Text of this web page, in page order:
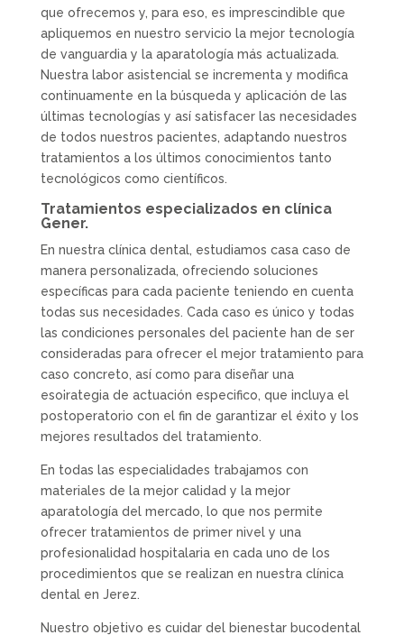
que ofrecemos y, para eso, es imprescindible que
apliquemos en nuestro servicio la mejor tecnología
de vanguardia y la aparatología más actualizada.
Nuestra labor asistencial se incrementa y modifica
continuamente en la búsqueda y aplicación de las
últimas tecnologías y así satisfacer las necesidades
de todos nuestros pacientes, adaptando nuestros
tratamientos a los últimos conocimientos tanto
tecnológicos como científicos.
Tratamientos especializados en clínica
Gener.
En nuestra clínica dental, estudiamos casa caso de
manera personalizada, ofreciendo soluciones
específicas para cada paciente teniendo en cuenta
todas sus necesidades. Cada caso es único y todas
las condiciones personales del paciente han de ser
consideradas para ofrecer el mejor tratamiento para
caso concreto, así como para diseñar una
eso¡rategia de actuación especifico, que incluya el
postoperatorio con el fin de garantizar el éxito y los
mejores resultados del tratamiento.
En todas las especialidades trabajamos con
materiales de la mejor calidad y la mejor
aparatología del mercado, lo que nos permite
ofrecer tratamientos de primer nivel y una
profesionalidad hospitalaria en cada uno de los
procedimientos que se realizan en nuestra clínica
dental en Jerez.
Nuestro objetivo es cuidar del bienestar bucodental